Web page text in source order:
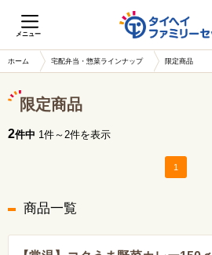
メニュー
ホーム 宅配弁当・惣菜ラインナップ 限定商品
限定商品
2件中 1件～2件を表示
1
商品一覧